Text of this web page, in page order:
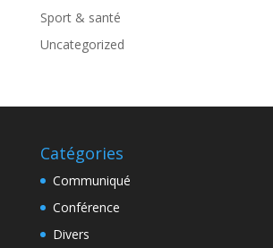
Sport & santé
Uncategorized
Catégories
Communiqué
Conférence
Divers